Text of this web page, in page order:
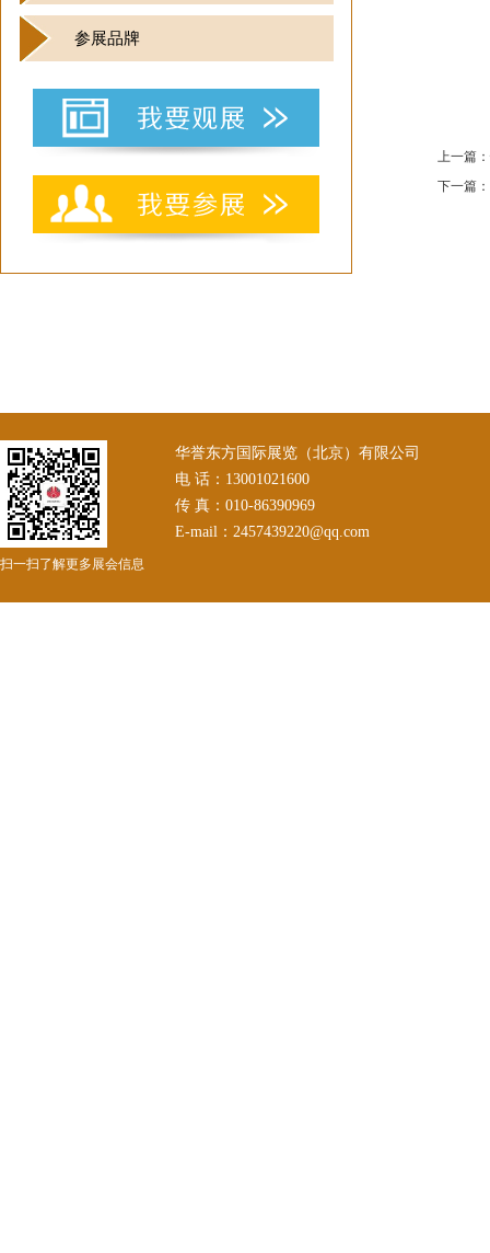
参展品牌
上一篇：
下一篇：
扫一扫了解更多展会信息
华誉东方国际展览（北京）有限公司
电 话：13001021600
传 真：010-86390969
E-mail：2457439220@qq.com